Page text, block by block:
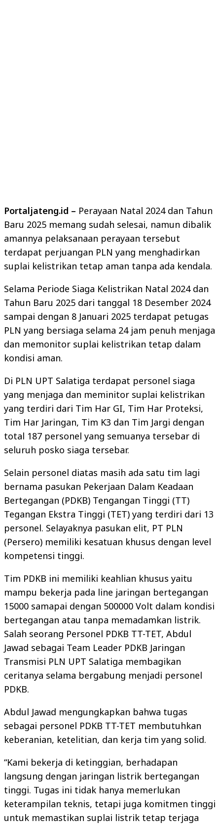
Portaljateng.id – Perayaan Natal 2024 dan Tahun
Baru 2025 memang sudah selesai, namun dibalik
amannya pelaksanaan perayaan tersebut
terdapat perjuangan PLN yang menghadirkan
suplai kelistrikan tetap aman tanpa ada kendala.
Selama Periode Siaga Kelistrikan Natal 2024 dan
Tahun Baru 2025 dari tanggal 18 Desember 2024
sampai dengan 8 Januari 2025 terdapat petugas
PLN yang bersiaga selama 24 jam penuh menjaga
dan memonitor suplai kelistrikan tetap dalam
kondisi aman.
Di PLN UPT Salatiga terdapat personel siaga
yang menjaga dan meminitor suplai kelistrikan
yang terdiri dari Tim Har GI, Tim Har Proteksi,
Tim Har Jaringan, Tim K3 dan Tim Jargi dengan
total 187 personel yang semuanya tersebar di
seluruh posko siaga tersebar.
Selain personel diatas masih ada satu tim lagi
bernama pasukan Pekerjaan Dalam Keadaan
Bertegangan (PDKB) Tengangan Tinggi (TT)
Tegangan Ekstra Tinggi (TET) yang terdiri dari 13
personel. Selayaknya pasukan elit, PT PLN
(Persero) memiliki kesatuan khusus dengan level
kompetensi tinggi.
Tim PDKB ini memiliki keahlian khusus yaitu
mampu bekerja pada line jaringan bertegangan
15000 samapai dengan 500000 Volt dalam kondisi
bertegangan atau tanpa memadamkan listrik.
Salah seorang Personel PDKB TT-TET, Abdul
Jawad sebagai Team Leader PDKB Jaringan
Transmisi PLN UPT Salatiga membagikan
ceritanya selama bergabung menjadi personel
PDKB.
Abdul Jawad mengungkapkan bahwa tugas
sebagai personel PDKB TT-TET membutuhkan
keberanian, ketelitian, dan kerja tim yang solid.
“Kami bekerja di ketinggian, berhadapan
langsung dengan jaringan listrik bertegangan
tinggi. Tugas ini tidak hanya memerlukan
keterampilan teknis, tetapi juga komitmen tinggi
untuk memastikan suplai listrik tetap terjaga